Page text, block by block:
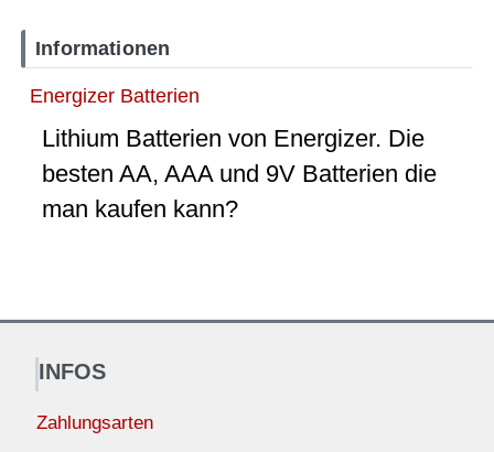
Informationen
Energizer Batterien
Lithium Batterien von Energizer. Die
besten AA, AAA und 9V Batterien die
man kaufen kann?
INFOS
Zahlungsarten